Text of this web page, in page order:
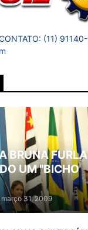
(11)
BRUNA
UM "BICHO
março 31, 2009